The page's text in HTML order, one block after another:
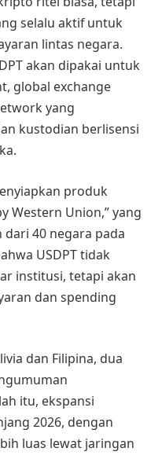
selalu aktif untuk
lintas negara.
akan dipakai untuk
global exchange
yang
kustodian berlisensi
produk
Western Union,” yang
40 negara pada
USDPT tidak
institusi, tetapi akan
dan spending
dan Filipina, dua
itu, ekspansi
2026, dengan
luas lewat jaringan